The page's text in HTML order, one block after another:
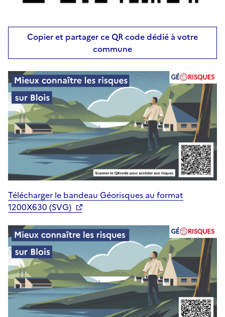
Copier et partager ce QR code dédié à votre
commune
Télécharger le bandeau Géorisques au format
1200X630 (SVG)